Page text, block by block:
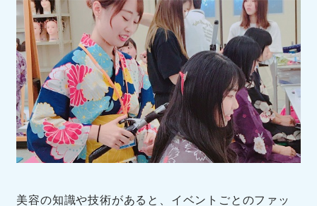
美容の知識や技術があると、イベントごとのファッ